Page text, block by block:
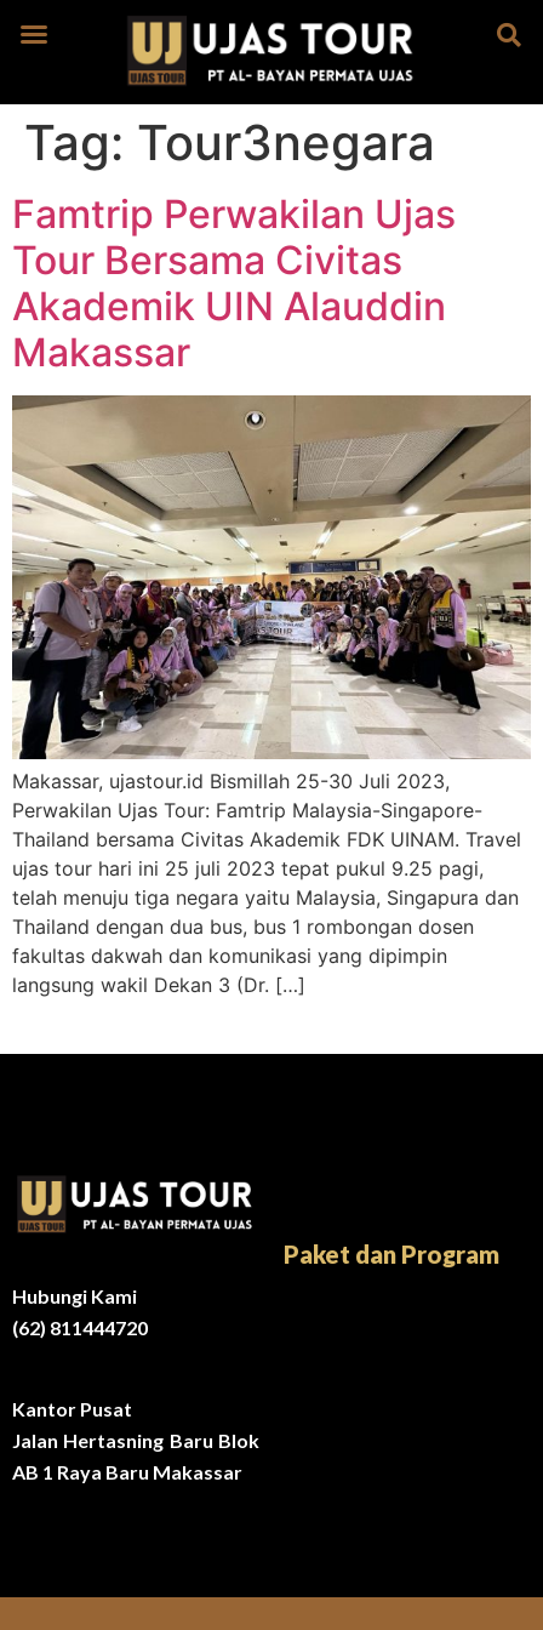
Tag: Tour3negara
Famtrip Perwakilan Ujas
Tour Bersama Civitas
Akademik UIN Alauddin
Makassar
Makassar, ujastour.id Bismillah 25-30 Juli 2023,
Perwakilan Ujas Tour: Famtrip Malaysia-Singapore-
Thailand bersama Civitas Akademik FDK UINAM. Travel
ujas tour hari ini 25 juli 2023 tepat pukul 9.25 pagi,
telah menuju tiga negara yaitu Malaysia, Singapura dan
Thailand dengan dua bus, bus 1 rombongan dosen
fakultas dakwah dan komunikasi yang dipimpin
langsung wakil Dekan 3 (Dr. […]
Hubungi Kami
(62) 811444720
Kantor Pusat
Jalan Hertasning Baru Blok
AB 1 Raya Baru Makassar
Paket dan Program